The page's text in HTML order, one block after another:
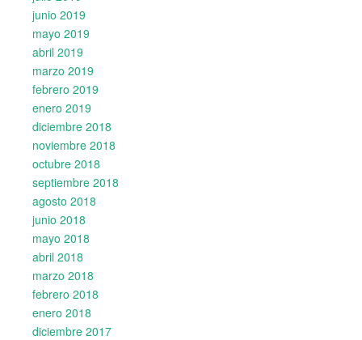
junio 2019
mayo 2019
abril 2019
marzo 2019
febrero 2019
enero 2019
diciembre 2018
noviembre 2018
octubre 2018
septiembre 2018
agosto 2018
junio 2018
mayo 2018
abril 2018
marzo 2018
febrero 2018
enero 2018
diciembre 2017